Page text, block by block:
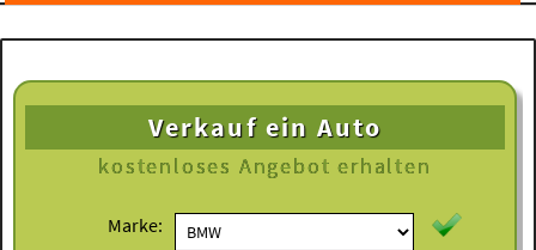
Verkauf ein Auto
kostenloses Angebot erhalten
Marke: